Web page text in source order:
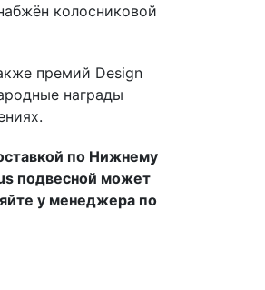
колосниковой
премий Design
награды
по Нижнему
подвесной может
у менеджера по